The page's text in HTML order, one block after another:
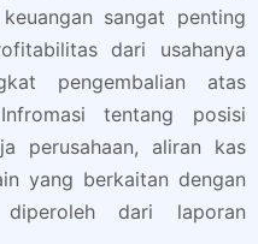
sangat penting
dari usahanya
pengembalian atas
tentang posisi
perusahaan, aliran kas
yang berkaitan dengan
dari laporan